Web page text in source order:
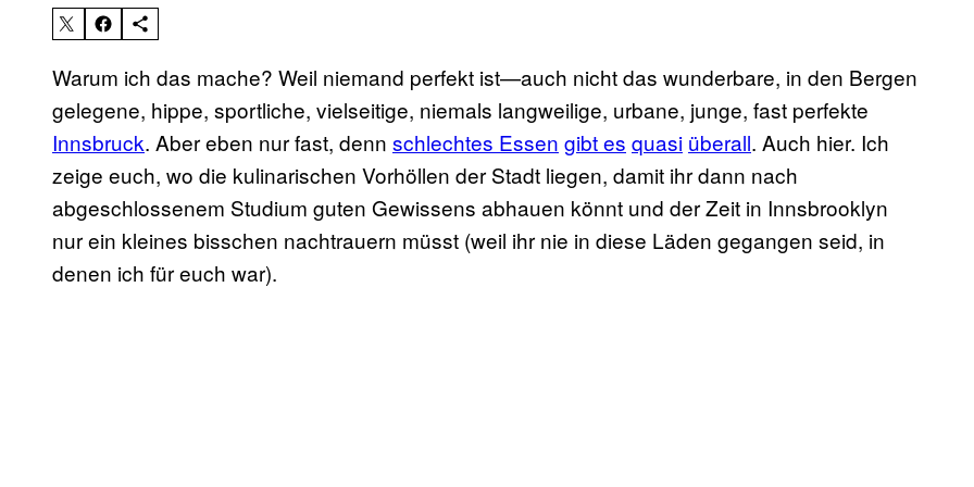
Warum ich das mache? Weil niemand perfekt ist—auch nicht das wunderbare, in den Bergen
gelegene, hippe, sportliche, vielseitige, niemals langweilige, urbane, junge, fast perfekte
Innsbruck. Aber eben nur fast, denn schlechtes Essen gibt es quasi überall. Auch hier. Ich
zeige euch, wo die kulinarischen Vorhöllen der Stadt liegen, damit ihr dann nach
abgeschlossenem Studium guten Gewissens abhauen könnt und der Zeit in Innsbrooklyn
nur ein kleines bisschen nachtrauern müsst (weil ihr nie in diese Läden gegangen seid, in
denen ich für euch war).